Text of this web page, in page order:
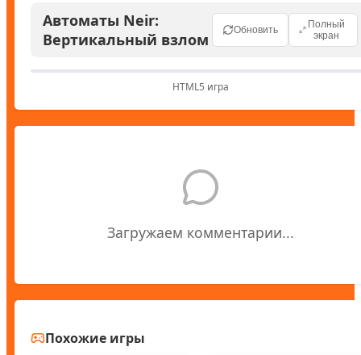
Автоматы Neir:
Вертикальный взлом
Обновить
Полный
экран
HTML5 игра
Загружаем комментарии...
Похожие игры